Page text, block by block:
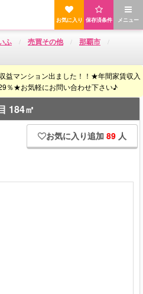
メニュー
保存済条件
お気に入り
ふ 売買その他
那覇市
益マンション出ました！！★年間家賃収入
％★お気軽にお問い合わせ下さい♪
184㎡
お気に入り追加 89 人